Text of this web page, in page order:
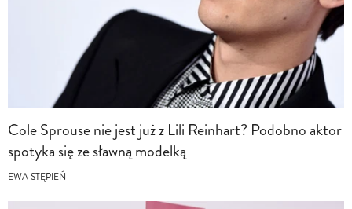
Cole Sprouse nie jest już z Lili Reinhart? Podobno aktor
spotyka się ze sławną modelką
EWA STĘPIEŃ